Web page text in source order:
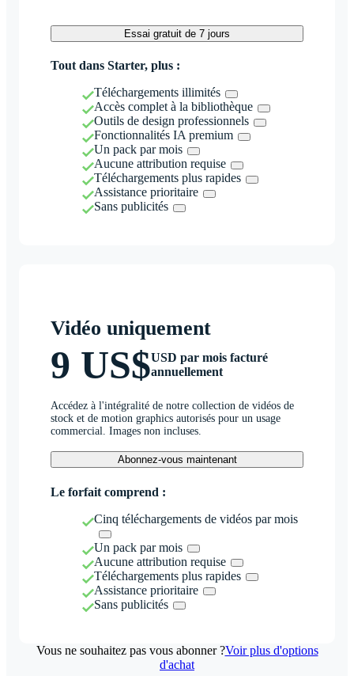
Essai gratuit de 7 jours
Tout dans Starter, plus :
Téléchargements illimités
Accès complet à la bibliothèque
Outils de design professionnels
Fonctionnalités IA premium
Un pack par mois
Aucune attribution requise
Téléchargements plus rapides
Assistance prioritaire
Sans publicités
Vidéo uniquement
9 US$USD par mois facturé
annuellement
Accédez à l'intégralité de notre collection de vidéos de
stock et de motion graphics autorisés pour un usage
commercial. Images non incluses.
Abonnez-vous maintenant
Le forfait comprend :
Cinq téléchargements de vidéos par mois
Un pack par mois
Aucune attribution requise
Téléchargements plus rapides
Assistance prioritaire
Sans publicités
Vous ne souhaitez pas vous abonner ?Voir plus d'options
d'achat